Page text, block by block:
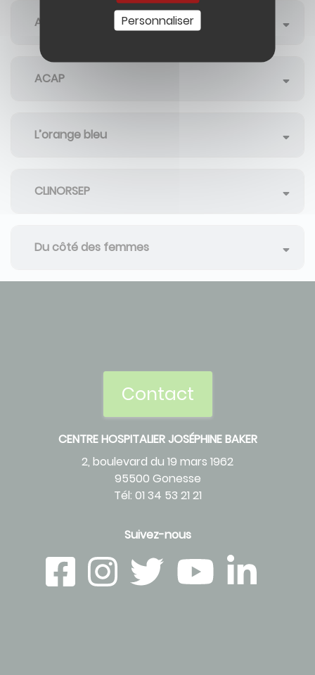
ASTI
ACAP
L’orange bleu
CLINORSEP
Du côté des femmes
Contact
CENTRE HOSPITALIER JOSÉPHINE BAKER
2, boulevard du 19 mars 1962
95500 Gonesse
Tél: 01 34 53 21 21
Suivez-nous
Personnaliser